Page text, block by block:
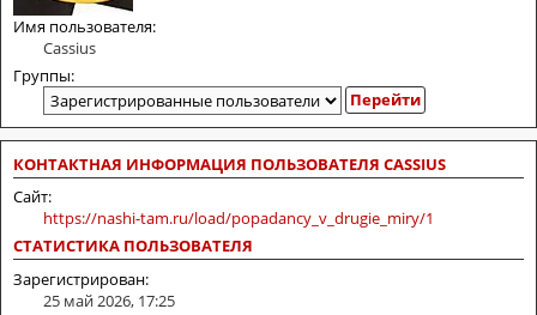
Имя пользователя:
Cassius
Группы:
КОНТАКТНАЯ ИНФОРМАЦИЯ ПОЛЬЗОВАТЕЛЯ CASSIUS
Сайт:
https://nashi-tam.ru/load/popadancy_v_drugie_miry/1
СТАТИСТИКА ПОЛЬЗОВАТЕЛЯ
Зарегистрирован:
25 май 2026, 17:25